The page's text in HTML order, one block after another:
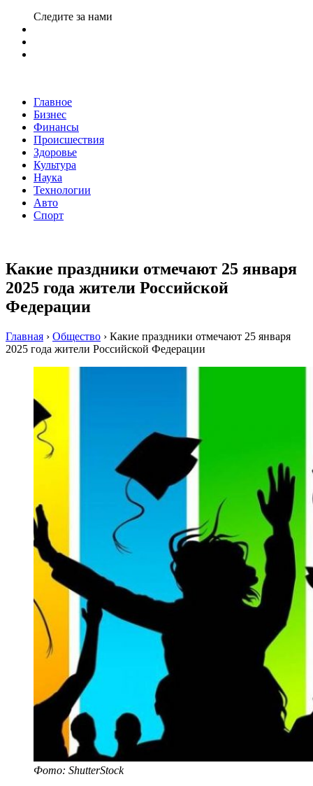
Следите за нами
Главное
Бизнес
Финансы
Происшествия
Здоровье
Культура
Наука
Технологии
Авто
Спорт
Какие праздники отмечают 25 января
2025 года жители Российской
Федерации
Главная › Общество › Какие праздники отмечают 25 января
2025 года жители Российской Федерации
Фото: ShutterStock